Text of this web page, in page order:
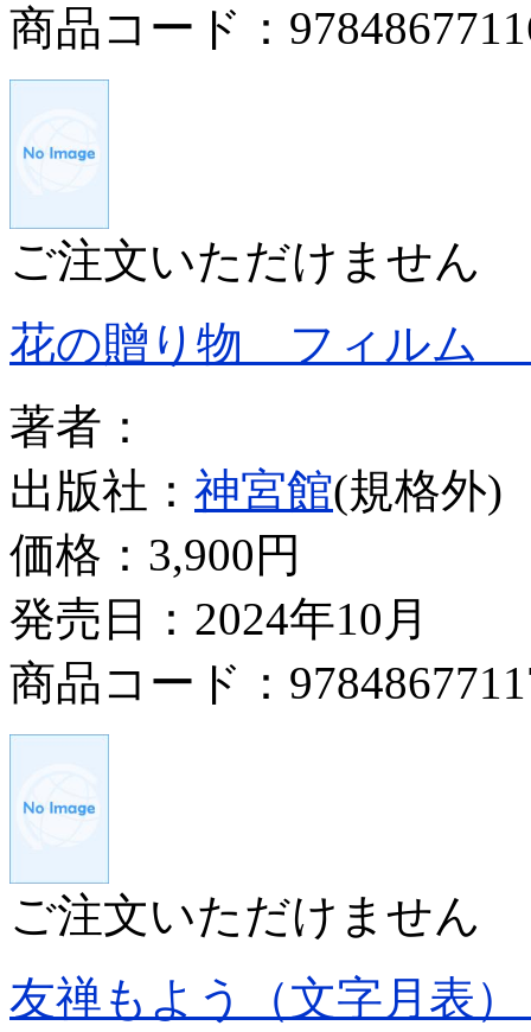
商品コード：
ご注文いただけません
花の贈り物 フィルム
著者：
出版社： 神宮館(規格外)
価格： 3,900円
発売日：2024年10月
商品コード：
ご注文いただけません
友禅もよう（文字月表